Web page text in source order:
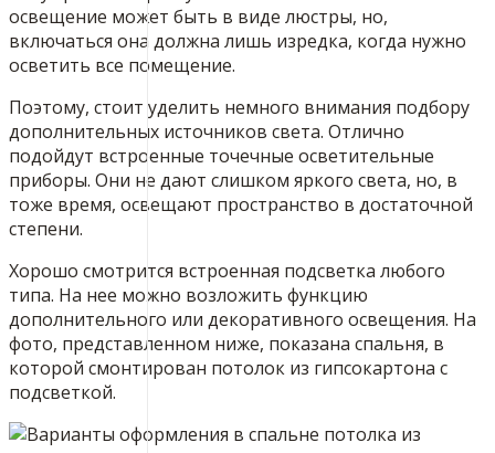
освещение может быть в виде люстры, но,
включаться она должна лишь изредка, когда нужно
осветить все помещение.
Поэтому, стоит уделить немного внимания подбору
дополнительных источников света. Отлично
подойдут встроенные точечные осветительные
приборы. Они не дают слишком яркого света, но, в
тоже время, освещают пространство в достаточной
степени.
Хорошо смотрится встроенная подсветка любого
типа. На нее можно возложить функцию
дополнительного или декоративного освещения. На
фото, представленном ниже, показана спальня, в
которой смонтирован потолок из гипсокартона с
подсветкой.